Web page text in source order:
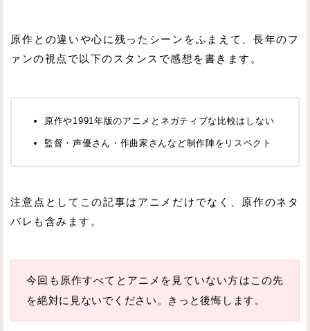
原作との違いや心に残ったシーンをふまえて、長年のフ
ァンの視点で以下のスタンスで感想を書きます。
原作や1991年版のアニメとネガティブな比較はしない
監督・声優さん・作曲家さんなど制作陣をリスペクト
注意点としてこの記事はアニメだけでなく、原作のネタ
バレも含みます。
今回も原作すべてとアニメを見ていない方はこの先
を絶対に見ないでください。きっと後悔します。